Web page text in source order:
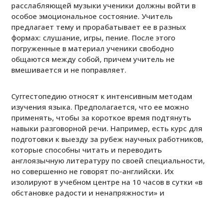
расслабляющей музыки ученики должны войти в
особое эмоциональное состояние. Учитель
предлагает тему и прорабатывает ее в разных
формах: слушание, игры, пение. После этого
погруженные в материал ученики свободно
общаются между собой, причем учитель не
вмешивается и не поправляет.
Суггестопедию относят к интенсивным методам
изучения языка. Предполагается, что ее можно
применять, чтобы за короткое время подтянуть
навыки разговорной речи. Например, есть курс для
подготовки к выезду за рубеж научных работников,
которые способны читать и переводить
англоязычную литературу по своей специальности,
но совершенно не говорят по-английски. Их
изолируют в учебном центре на 10 часов в сутки «в
обстановке радости и ненапряжности» и